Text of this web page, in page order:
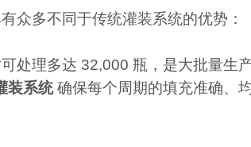
众多不同于传统灌装系统的优势：
处理多达 32,000 瓶，是大批量生
装系统确保每个周期的填充准确、